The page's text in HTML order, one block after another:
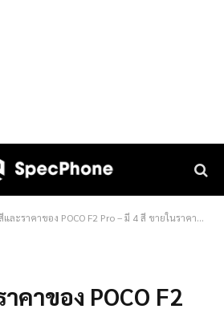
ราคาของ POCO F2 Pro – มี 4 สี ขายในราคาประมาณ 20,000 บาท
คาของ POCO F2